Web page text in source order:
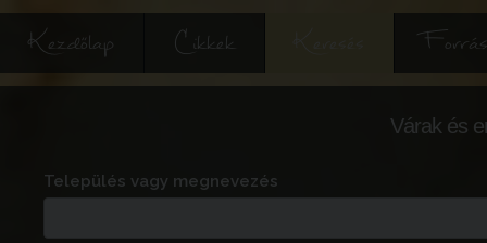
Kezdőlap Cikkek
Várak és
Település vagy megnevezés